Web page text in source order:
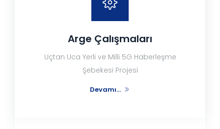
Arge Çalışmaları
Uçtan Uca Yerli ve Milli 5G Haberleşme
Şebekesi Projesi
Devamı...